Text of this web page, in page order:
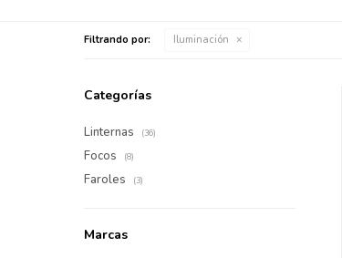
Filtrando por: Iluminación
Categorías
Linternas (36)
Focos (8)
Faroles (3)
Marcas